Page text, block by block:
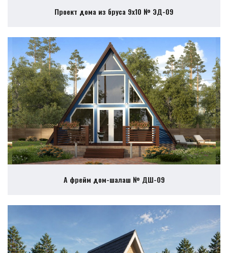
Проект дома из бруса 9х10 № ЭД-09
А фрейм дом-шалаш № ДШ-09